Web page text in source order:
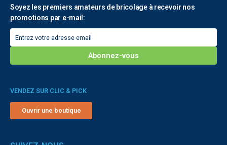
Soyez les premiers amateurs de bricolage à recevoir nos
promotions par e-mail:
VENDEZ SUR CLIC & PICK
Ouvrir une boutique